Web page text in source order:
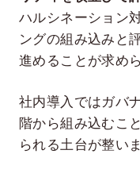
ハルシネーション
ングの組み込みと
進めることが求め
社内導入ではガバ
階から組み込むこ
られる土台が整い